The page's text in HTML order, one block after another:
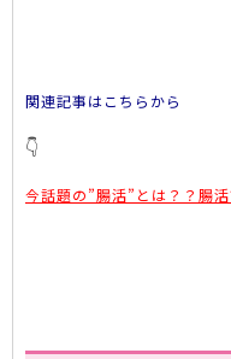
関連記事はこちらから
👇
今話題の”腸活”とは？？腸